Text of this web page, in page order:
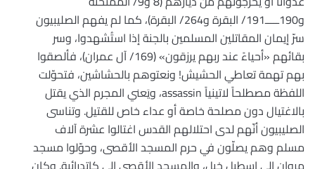
و190ـــــ191/ البقرة و264/ البقرة)، كما لم يفهم الصليبيون
سرّ إيمان المقاتلين المسلمين بالجنة إذا استُشهدوا، وسر
بقائهم «أحياءً عند ربهم يرزقون» (169/ آل عمران)، فألصقوا
بهم تهمة تعاطي الحشيش! ونعتوهم بالحشاشين، فتحوّلت
اللفظة مصطلحاً لاتينياً assassin، ويَعني المجرم الذي يقتل
بالاغتيال دون مصلحة خاصة أو عداء خاص للقتيل. وتناسى
الصليبيون أنّهم لدى احتلالهم القدس اغتالوا عشرة آلاف
مسلم وهم يصلّون في حرم المسجد الأقصى، وحوّلوا مسجد